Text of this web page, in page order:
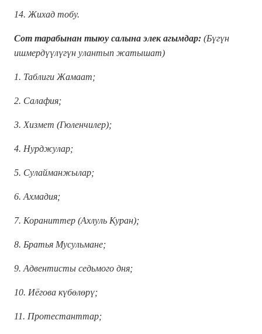
14. Жихад тобу.
Сот тарабынан тыюу салына элек агымдар: (Бүгүн
ишмердүүлүгүн улантып жатышат)
1. Таблиги Жамаат;
2. Салафия;
3. Хизмет (Гюленчилер);
4. Нурджулар;
5. Сулайманжылар;
6. Ахмадия;
7. Кораниттер (Ахлуль Куран);
8. Братья Мусульмане;
9. Адвентисты седьмого дня;
10. Иёгова күбөлөрү;
11. Протестанттар;